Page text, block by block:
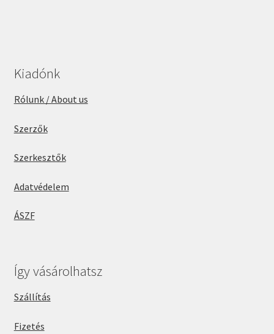
Kiadónk
Rólunk / About us
Szerzők
Szerkesztők
Adatvédelem
ÁSZF
Így vásárolhatsz
Szállítás
Fizetés